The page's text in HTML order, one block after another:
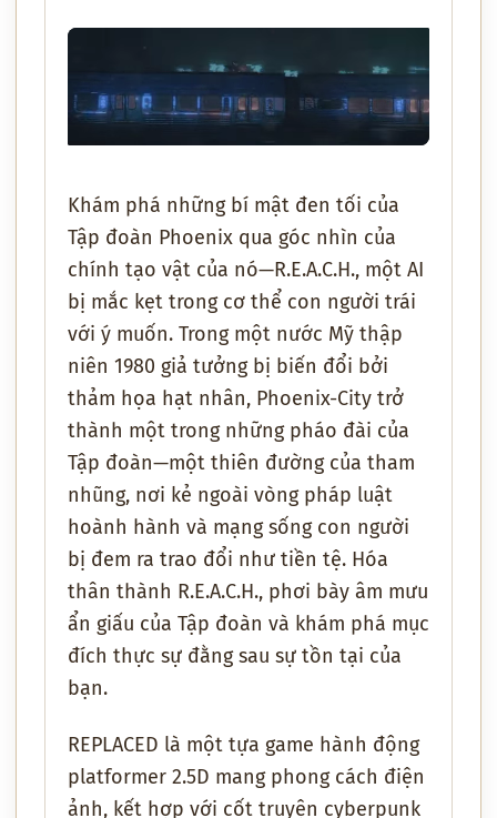
Khám phá những bí mật đen tối của
Tập đoàn Phoenix qua góc nhìn của
chính tạo vật của nó—R.E.A.C.H., một AI
bị mắc kẹt trong cơ thể con người trái
với ý muốn. Trong một nước Mỹ thập
niên 1980 giả tưởng bị biến đổi bởi
thảm họa hạt nhân, Phoenix-City trở
thành một trong những pháo đài của
Tập đoàn—một thiên đường của tham
nhũng, nơi kẻ ngoài vòng pháp luật
hoành hành và mạng sống con người
bị đem ra trao đổi như tiền tệ. Hóa
thân thành R.E.A.C.H., phơi bày âm mưu
ẩn giấu của Tập đoàn và khám phá mục
đích thực sự đằng sau sự tồn tại của
bạn.
REPLACED là một tựa game hành động
platformer 2.5D mang phong cách điện
ảnh, kết hợp với cốt truyện cyberpunk